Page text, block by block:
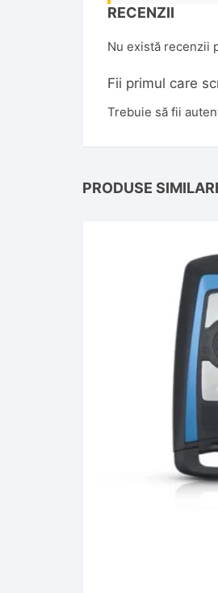
RECENZII
Nu există recenzii
Fii primul care
Trebuie să fii
PRODUSE